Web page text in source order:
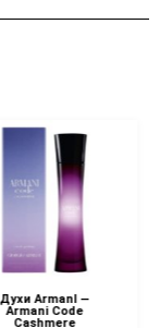
Духи ArmanI —
Armani Code
Cashmere